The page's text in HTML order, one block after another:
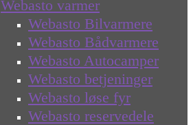
Webasto varmer
Webasto Bilvarmere
Webasto Bådvarmere
Webasto Autocamper
Webasto betjeninger
Webasto løse fyr
Webasto reservedele